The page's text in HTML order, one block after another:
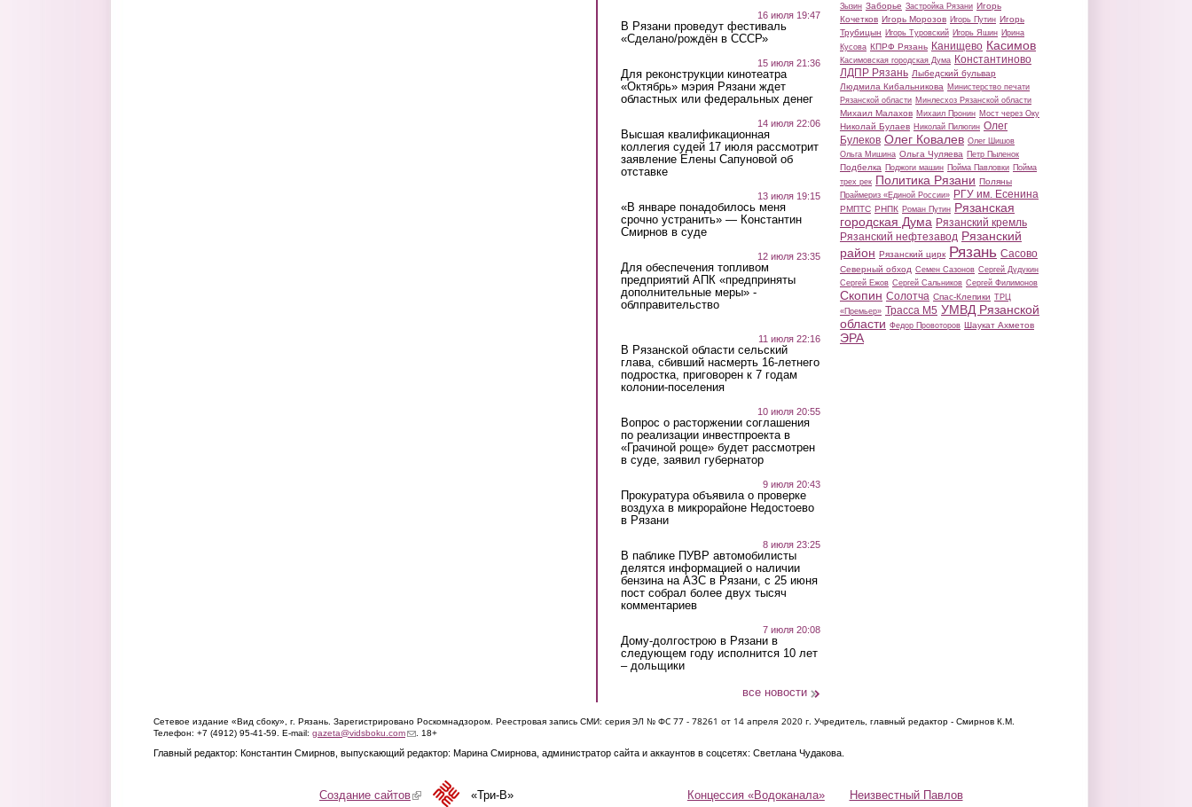
16 июля 19:47
В Рязани проведут фестиваль
«Сделано/рождён в СССР»
15 июля 21:36
Для реконструкции кинотеатра
«Октябрь» мэрия Рязани ждет
областных или федеральных денег
14 июля 22:06
Высшая квалификационная
коллегия судей 17 июля рассмотрит
заявление Елены Сапуновой об
отставке
13 июля 19:15
«В январе понадобилось меня
срочно устранить» — Константин
Смирнов в суде
12 июля 23:35
Для обеспечения топливом
предприятий АПК «предприняты
дополнительные меры» -
облправительство
11 июля 22:16
В Рязанской области сельский
глава, сбивший насмерть 16-летнего
подростка, приговорен к 7 годам
колонии-поселения
10 июля 20:55
Вопрос о расторжении соглашения
по реализации инвестпроекта в
«Грачиной роще» будет рассмотрен
в суде, заявил губернатор
9 июля 20:43
Прокуратура объявила о проверке
воздуха в микрорайоне Недостоево
в Рязани
8 июля 23:25
В паблике ПУВР автомобилисты
делятся информацией о наличии
бензина на АЗС в Рязани, с 25 июня
пост собрал более двух тысяч
комментариев
7 июля 20:08
Дому-долгострою в Рязани в
следующем году исполнится 10 лет
– дольщики
все новости
Зызин Заборье Застройка Рязани Игорь
Кочетков Игорь Морозов Игорь Путин Игорь
Трубицын Игорь Туровский Игорь Яшин Ирина
Кусова КПРФ Рязань Канищево Касимов
Касимовская городская Дума Константиново
ЛДПР Рязань Лыбедский бульвар
Людмила Кибальникова Министерство печати
Рязанской области Минлесхоз Рязанской области
Михаил Малахов Михаил Пронин Мост через Оку
Николай Булаев Николай Пилюгин Олег
Булеков Олег Ковалев Олег Шишов
Ольга Мишина Ольга Чуляева Петр Пыленок
Подбелка Поджоги машин Пойма Павловки Пойма
трех рек Политика Рязани Поляны
Праймериз «Единой России» РГУ им. Есенина
РМПТС РНПК Роман Путин Рязанская
городская Дума Рязанский кремль
Рязанский нефтезавод Рязанский
район Рязанский цирк Рязань Сасово
Северный обход Семен Сазонов Сергей Дудукин
Сергей Ежов Сергей Сальников Сергей Филимонов
Скопин Солотча Спас-Клепики ТРЦ
«Премьер» Трасса М5 УМВД Рязанской
области Федор Провоторов Шаукат Ахметов
ЭРА
Сетевое издание «Вид сбоку», г. Рязань. Зарегистрировано Роскомнадзором. Реестровая запись СМИ: серия ЭЛ № ФС 77 - 78261 от 14 апреля 2020 г. Учредитель, главный редактор - Смирнов К.М.
Телефон: +7 (4912) 95-41-59. E-mail: gazeta@vidsboku.com(link sends e-mail)
. 18+
Главный редактор: Константин Смирнов, выпускающий редактор: Марина Смирнова, администратор сайта и аккаунтов в соцсетях: Светлана Чудакова.
Концессия «Водоканала» Неизвестный Павлов
Создание сайтов(link is external)«Три-В»